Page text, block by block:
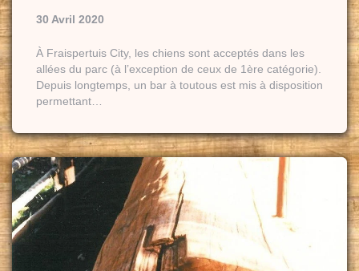
30 Avril 2020
À Fraispertuis City, les chiens sont acceptés dans les
allées du parc (à l’exception de ceux de 1ère catégorie).
Depuis longtemps, un bar à toutous est mis à disposition
permettant…